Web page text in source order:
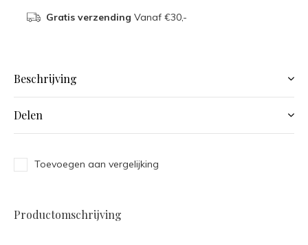
Gratis verzending Vanaf €30,-
Beschrijving
Delen
Toevoegen aan vergelijking
Productomschrijving